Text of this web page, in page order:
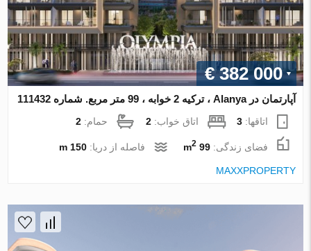
€ 382 000
آپارتمان در Alanya ، ترکیه 2 خوابه ، 99 متر مربع. شماره 111432
اتاقها:3 اتاق خواب:2 حمام:2
فضای زندگی:99 m
2 فاصله از دریا:150 m
MAXXPROPERTY